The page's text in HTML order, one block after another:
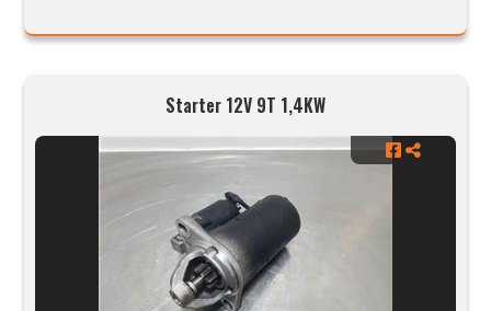
Starter 12V 9T 1,4KW